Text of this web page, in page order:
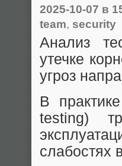
2025-10-07 в
team, security
Анализ
утечке
угроз
В
testing)
слабостях